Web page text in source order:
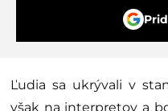
Ľudia sa ukrývali v
však na interpretov a